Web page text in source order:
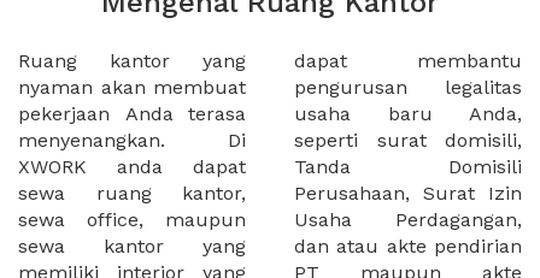
Ruang kantor yang
nyaman akan membuat
pekerjaan Anda terasa
menyenangkan. Di
XWORK anda dapat
sewa ruang kantor,
sewa office, maupun
sewa kantor yang
memiliki interior yang
dapat membantu
pengurusan legalitas
usaha baru Anda,
seperti surat domisili,
Tanda Domisili
Perusahaan, Surat Izin
Usaha Perdagangan,
dan atau akte pendirian
PT maupun akte